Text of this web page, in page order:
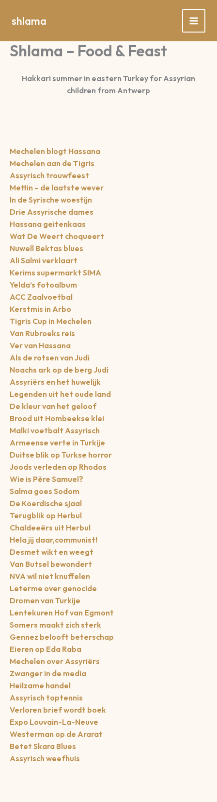
naar
inhoud
shlama
Shlama – Food & Feast
Hakkari summer in eastern Turkey for Assyrian
children from Antwerp
Mechelen blogt Hassana
Mechelen aan de Tigris
Assyrisch trouwfeest
Mettin – de laatste wever
In de Syrische woestijn
Drie Assyrische dames
Hassana geitenkaas
Wat De Weert choqueert
Nuwell Bektas blues
Ali Salmi verklaart
Kerims supermarkt SIMA
Yelda’s fotoalbum
ACC Zaalvoetbal
Kerstmis in Arbo
Tigris Cup in Mechelen
Van Rubroeks reis
Ver van Hassana
Als de rotsen van Judi
Noachs ark op de berg Judi
Assyriërs en het huwelijk
Legenden uit het oude land
De kleur van het geloof
Brood uit Hombeekse klei
Malki voetbalt Assyrisch
Armeense verte in Turkije
Duitse blik op Turkse horror
Joods verleden op Rhodos
Wie is Père Samuel?
Salma goes Sodom
De Koerdische sjaal
Terugblik op Herbul
Chaldeeërs uit Herbul
Hela jij daar,communist!
Desmet wikt en weegt
Van Butsel bewondert
NVA wil niet knuffelen
Leterme over genocide
Dromen van Turkije
Lentekuren Hof van Egmont
Somers maakt zich sterk
Gennez belooft beterschap
Eieren op Eda Raba
Mechelen over Assyriërs
Zwanger in de media
Heilzame handel
Assyrisch toptennis
Verloren brief wordt boek
Expo Louvain-La-Neuve
Westerman op de Ararat
Betet Skara Blues
Assyrisch weefhuis